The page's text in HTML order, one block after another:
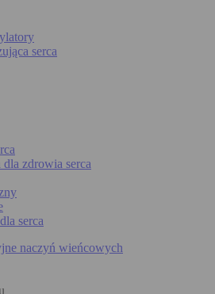
serca
zdrowia serca
serca
naczyń wieńcowych